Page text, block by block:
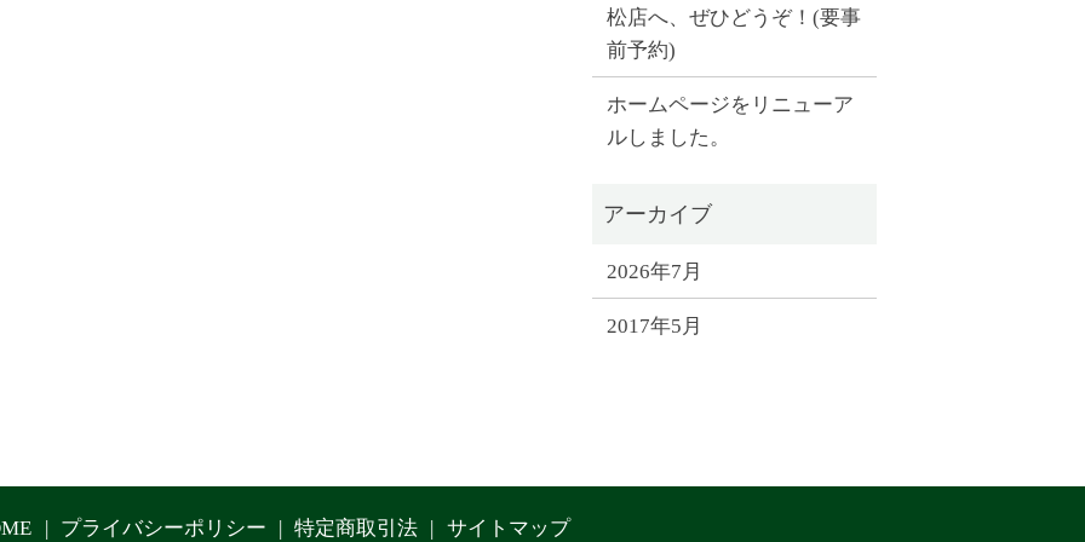
松店へ、ぜひどうぞ！(要事
前予約)
ホームページをリニューア
ルしました。
2026年7月
2017年5月
プライバシーポリシー 特定商取引法 サイトマップ